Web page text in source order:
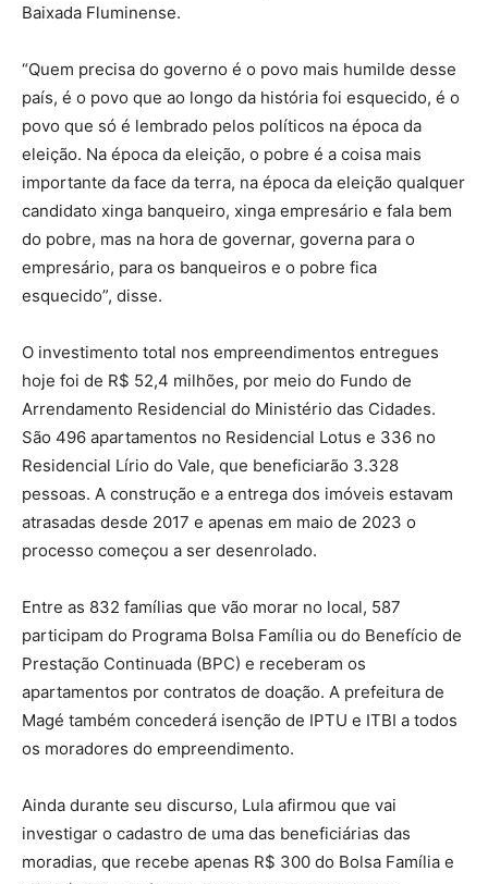
Baixada Fluminense.
“Quem precisa do governo é o povo mais humilde desse
país, é o povo que ao longo da história foi esquecido, é o
povo que só é lembrado pelos políticos na época da
eleição. Na época da eleição, o pobre é a coisa mais
importante da face da terra, na época da eleição qualquer
candidato xinga banqueiro, xinga empresário e fala bem
do pobre, mas na hora de governar, governa para o
empresário, para os banqueiros e o pobre fica
esquecido”, disse.
O investimento total nos empreendimentos entregues
hoje foi de R$ 52,4 milhões, por meio do Fundo de
Arrendamento Residencial do Ministério das Cidades.
São 496 apartamentos no Residencial Lotus e 336 no
Residencial Lírio do Vale, que beneficiarão 3.328
pessoas. A construção e a entrega dos imóveis estavam
atrasadas desde 2017 e apenas em maio de 2023 o
processo começou a ser desenrolado.
Entre as 832 famílias que vão morar no local, 587
participam do Programa Bolsa Família ou do Benefício de
Prestação Continuada (BPC) e receberam os
apartamentos por contratos de doação. A prefeitura de
Magé também concederá isenção de IPTU e ITBI a todos
os moradores do empreendimento.
Ainda durante seu discurso, Lula afirmou que vai
investigar o cadastro de uma das beneficiárias das
moradias, que recebe apenas R$ 300 do Bolsa Família e